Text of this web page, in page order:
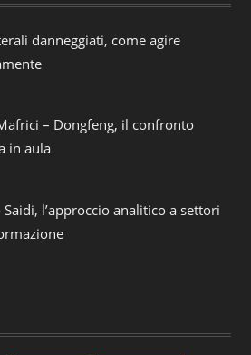
danneggiati, come agire
– Dongfeng, il confronto
in aula
l’approccio analitico a settori